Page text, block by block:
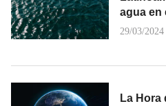
agua en
29/03/
La Hora